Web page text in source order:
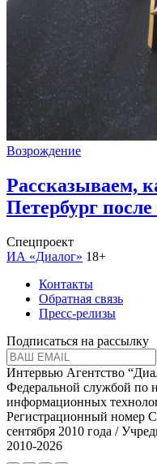
Возрождение
Рассказываем,
Петербург
Спецпроект
ИА «Диалог» 18+
Контакты
Обратная связь
Пресс-релизы
Подписаться на рассылку
Интервью Агентство
Федеральной службой по
информационных
Регистрационный
сентября 2010 года /
2010-2026